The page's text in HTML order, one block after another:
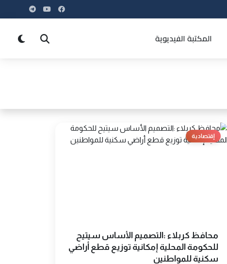
المكتبة الفيديوية
إقتصادية
محافظ كربلاء :التصميم الأساس سيتيح
للحكومة المحلية إمكانية توزيع قطع أراضي
سكنية للمواطنين